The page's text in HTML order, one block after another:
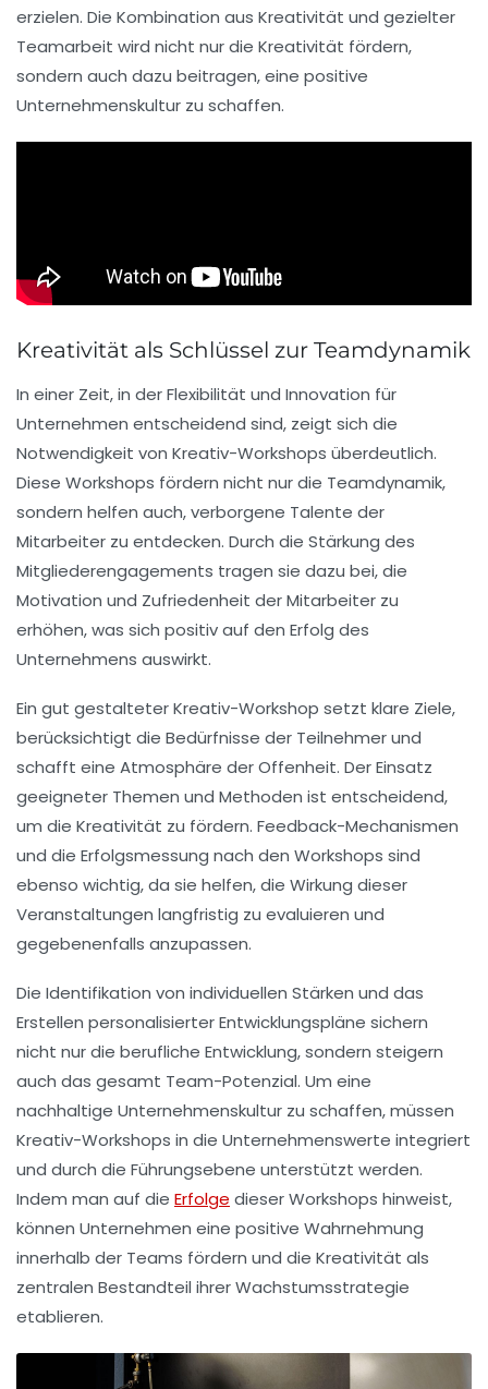
erzielen. Die Kombination aus Kreativität und gezielter
Teamarbeit wird nicht nur die Kreativität fördern,
sondern auch dazu beitragen, eine positive
Unternehmenskultur zu schaffen.
Kreativität als Schlüssel zur Teamdynamik
In einer Zeit, in der Flexibilität und Innovation für
Unternehmen entscheidend sind, zeigt sich die
Notwendigkeit von Kreativ-Workshops überdeutlich.
Diese Workshops fördern nicht nur die Teamdynamik,
sondern helfen auch,verborgene Talente der
Mitarbeiter zu entdecken. Durch die Stärkung des
Mitgliederengagements tragen sie dazu bei, die
Motivation und Zufriedenheit der Mitarbeiter zu
erhöhen, was sich positiv auf den Erfolg des
Unternehmens auswirkt.
Ein gut gestalteter Kreativ-Workshop setzt klare Ziele,
berücksichtigt die Bedürfnisse der Teilnehmer und
schafft eine Atmosphäre der Offenheit. Der Einsatz
geeigneter Themen und Methoden ist entscheidend,
um die Kreativität zu fördern. Feedback-Mechanismen
und die Erfolgsmessung nach den Workshops sind
ebenso wichtig, da sie helfen, die Wirkung dieser
Veranstaltungen langfristig zu evaluieren und
gegebenenfalls anzupassen.
Die Identifikation von individuellen Stärken und das
Erstellen personalisierter Entwicklungspläne sichern
nicht nur die berufliche Entwicklung, sondern steigern
auch das gesamt Team-Potenzial. Um eine
nachhaltige Unternehmenskultur zu schaffen, müssen
Kreativ-Workshops in die Unternehmenswerte integriert
und durch die Führungsebene unterstützt werden.
Indem man auf die Erfolge dieser Workshops hinweist,
können Unternehmen eine positive Wahrnehmung
innerhalb der Teams fördern und die Kreativität als
zentralen Bestandteil ihrerWachstumsstrategie
etablieren.